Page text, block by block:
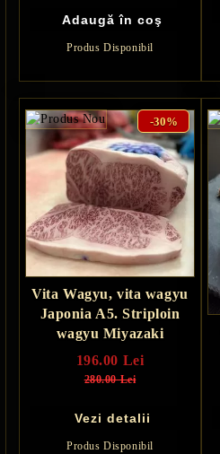
Produs Disponibil
Vita Wagyu, vita wagyu
Japonia A5. Striploin
wagyu Miyazaki
-30%
196.00 Lei
280.00 Lei
Vezi detalii
Produs Disponibil